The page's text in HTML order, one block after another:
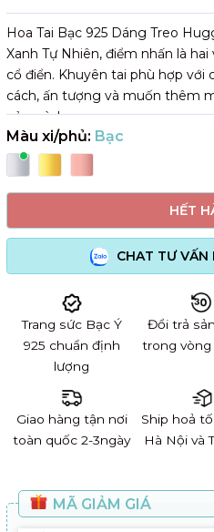
Hoa Tai Bạc 925 Dáng Treo
Xanh Tự Nhiên, điểm nhấn là
cổ điển. Khuyên tai phù hợp với
cách, ấn tượng và muốn thêm
của mình.
Màu xi/phủ: Bạc
HẾT
CHAT TƯ
Trang sức Bạc Ý
925 chuẩn định
lượng
Đổi trả
trong vòng
Giao hàng tận nơi
toàn quốc 2-3ngày
Ship hoả
Hà Nội và
MÃ GIẢM GIÁ